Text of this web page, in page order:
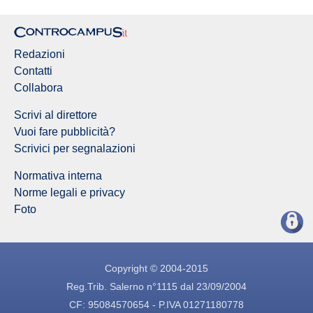
Redazioni
Contatti
Collabora
Scrivi al direttore
Vuoi fare pubblicità?
Scrivici per segnalazioni
Normativa interna
Norme legali e privacy
Foto
Copyright © 2004-2015
Reg.Trib. Salerno n°1115 dal 23/09/2004
CF: 95084570654 - P.IVA 01271180778